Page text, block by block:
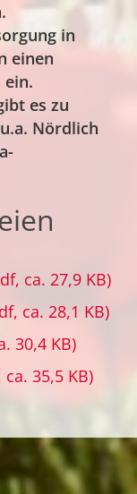
in
einen
ein.
es zu
Nördlich
ca. 27,9 KB)
ca. 28,1 KB)
30,4 KB)
35,5 KB)